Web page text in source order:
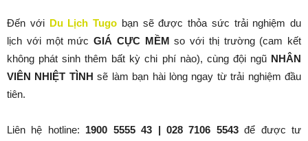
Đến với Du Lịch Tugo bạn sẽ được thỏa sức trải nghiệm du
lịch với một mức GIÁ CỰC MỀM so với thị trường (cam kết
không phát sinh thêm bất kỳ chi phí nào), cùng đội ngũ NHÂN
VIÊN NHIỆT TÌNH sẽ làm bạn hài lòng ngay từ trải nghiệm đầu
tiên.
Liên hệ hotline: 1900 5555 43 | 028 7106 5543để được tư